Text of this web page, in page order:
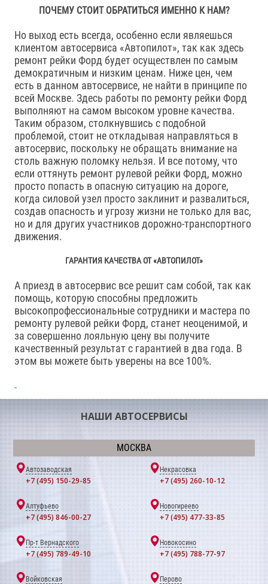
ПОЧЕМУ СТОИТ ОБРАТИТЬСЯ ИМЕННО К НАМ?
Но выход есть всегда, особенно если являешься
клиентом автосервиса «Автопилот», так как здесь
ремонт рейки Форд будет осуществлен по самым
демократичным и низким ценам. Ниже цен, чем
есть в данном автосервисе, не найти в принципе по
всей Москве. Здесь работы по ремонту рейки Форд
выполняют на самом высоком уровне качества.
Таким образом, столкнувшись с подобной
проблемой, стоит не откладывая направляться в
автосервис, поскольку не обращать внимание на
столь важную поломку нельзя. И все потому, что
если оттянуть ремонт рулевой рейки Форд, можно
просто попасть в опасную ситуацию на дороге,
когда силовой узел просто заклинит и развалиться,
создав опасность и угрозу жизни не только для вас,
но и для других участников дорожно-транспортного
движения.
ГАРАНТИЯ КАЧЕСТВА ОТ «АВТОПИЛОТ»
А приезд в автосервис все решит сам собой, так как
помощь, которую способны предложить
высокопрофессиональные сотрудники и мастера по
ремонту рулевой рейки Форд, станет неоценимой, и
за совершенно лояльную цену вы получите
качественный результат с гарантией в два года. В
этом вы можете быть уверены на все 100%.
НАШИ АВТОСЕРВИСЫ
МОСКВА
Автозаводская
+7 (495) 150-29-85
Некрасовка
+7 (495) 260-10-12
Алтуфьево
+7 (495) 846-00-27
Новогиреево
+7 (495) 477-33-85
Пр-т Вернадского
+7 (495) 789-49-10
Новокосино
+7 (495) 788-77-97
Войковская Перово